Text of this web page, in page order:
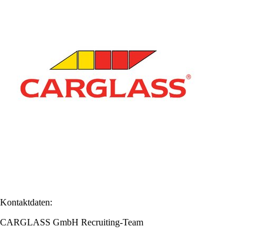
Kontaktdaten:
CARGLASS GmbH Recruiting-Team